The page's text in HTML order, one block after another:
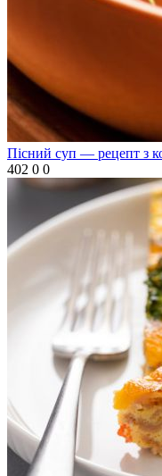
Пісний суп — рецепт з
402 0 0